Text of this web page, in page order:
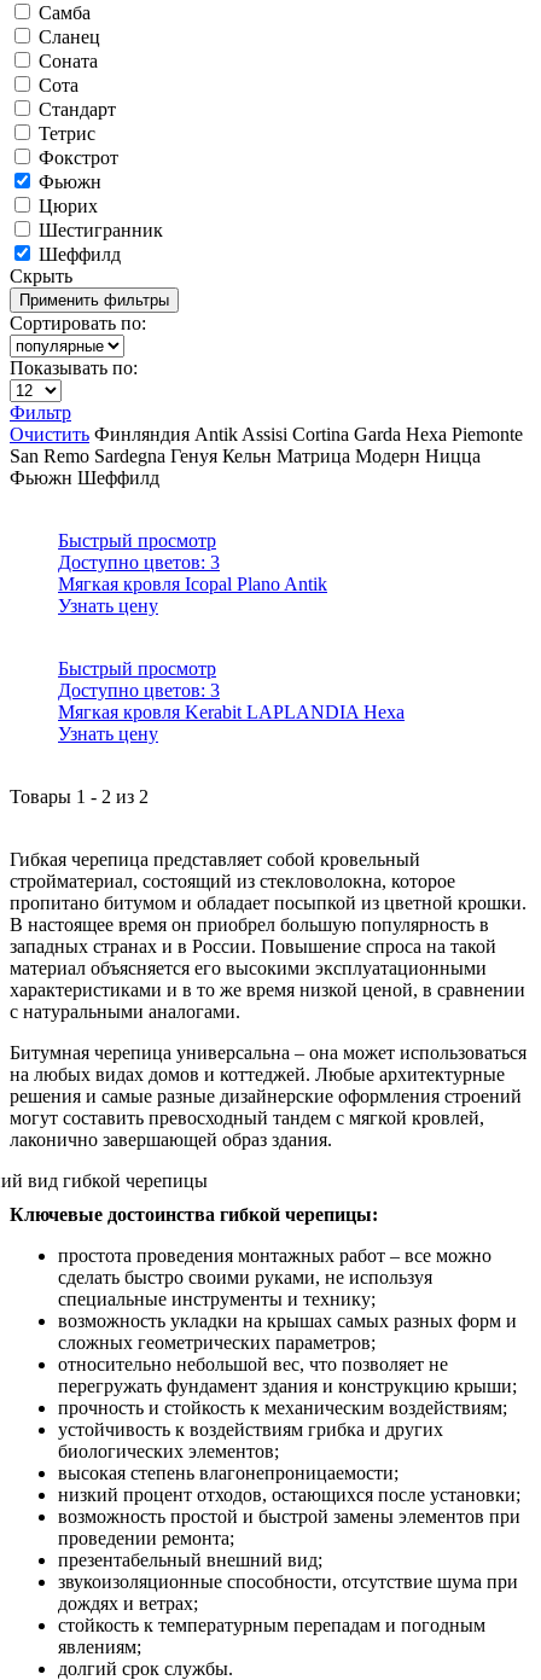
Самба
Сланец
Соната
Сота
Стандарт
Тетрис
Фокстрот
Фьюжн
Цюрих
Шестигранник
Шеффилд
Скрыть
Сортировать по:
Показывать по:
Фильтр
Очистить Финляндия Antik Assisi Cortina Garda Hexa Piemonte
San Remo Sardegna Генуя Кельн Матрица Модерн Ницца
Фьюжн Шеффилд
Быстрый просмотр
Доступно цветов: 3
Мягкая кровля Icopal Plano Antik
Узнать цену
Быстрый просмотр
Доступно цветов: 3
Мягкая кровля Kerabit LAPLANDIA Hexa
Узнать цену
Товары 1 - 2 из 2
Гибкая черепица представляет собой кровельный
стройматериал, состоящий из стекловолокна, которое
пропитано битумом и обладает посыпкой из цветной крошки.
В настоящее время он приобрел большую популярность в
западных странах и в России. Повышение спроса на такой
материал объясняется его высокими эксплуатационными
характеристиками и в то же время низкой ценой, в сравнении
с натуральными аналогами.
Битумная черепица универсальна – она может использоваться
на любых видах домов и коттеджей. Любые архитектурные
решения и самые разные дизайнерские оформления строений
могут составить превосходный тандем с мягкой кровлей,
лаконично завершающей образ здания.
Ключевые достоинства гибкой черепицы:
простота проведения монтажных работ – все можно
сделать быстро своими руками, не используя
специальные инструменты и технику;
возможность укладки на крышах самых разных форм и
сложных геометрических параметров;
относительно небольшой вес, что позволяет не
перегружать фундамент здания и конструкцию крыши;
прочность и стойкость к механическим воздействиям;
устойчивость к воздействиям грибка и других
биологических элементов;
высокая степень влагонепроницаемости;
низкий процент отходов, остающихся после установки;
возможность простой и быстрой замены элементов при
проведении ремонта;
презентабельный внешний вид;
звукоизоляционные способности, отсутствие шума при
дождях и ветрах;
стойкость к температурным перепадам и погодным
явлениям;
долгий срок службы.